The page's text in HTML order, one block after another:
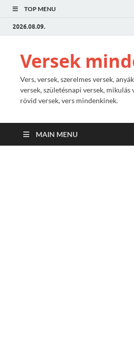
TOP MENU
2026.08.09.
Versek
Vers, versek, szerelmes versek,
versek, születésnapi versek, mikulás
rövid versek, vers mindenkinek.
MAIN MENU